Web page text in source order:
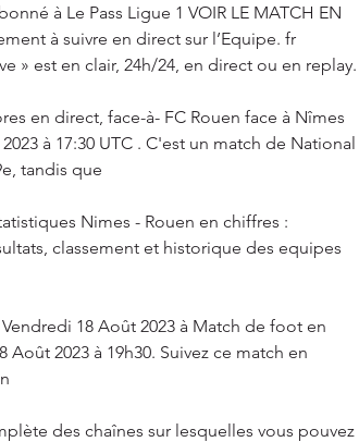
à Le Pass Ligue 1 VOIR LE MATCH EN
à suivre en direct sur l’Equipe. fr
» est en clair, 24h/24, en direct ou en replay.
en direct, face-à- FC Rouen face à Nîmes
à 17:30 UTC . C'est un match de National
tandis que
Nimes - Rouen en chiffres :
classement et historique des equipes
18 Août 2023 à Match de foot en
2023 à 19h30. Suivez ce match en
des chaînes sur lesquelles vous pouvez